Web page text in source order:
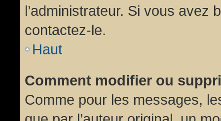
l’administrateur. Si vous avez
contactez-le.
Haut
Comment modifier ou
Comme pour les messages,